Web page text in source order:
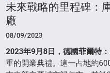
未來戰略的里程碑：
廠
08/09/2023
2023年9月 8 日，德國菲爾特：
重的開業典禮。這一占地約